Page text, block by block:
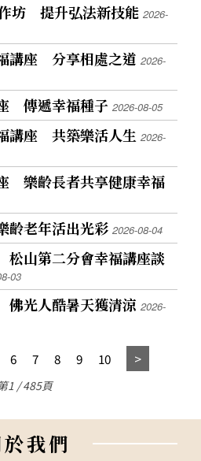
坊 提升弘法新技能2026-
講座 分享相處之道2026-
傳遞幸福種子2026-08-05
講座 共築樂活人生2026-
樂齡長者共享健康幸福
齡老年活出光彩2026-08-04
山第二分會幸福講座談
03
佛光人酷暑天獲清涼2026-
6 7 8 9 10
1 / 485頁
於我們